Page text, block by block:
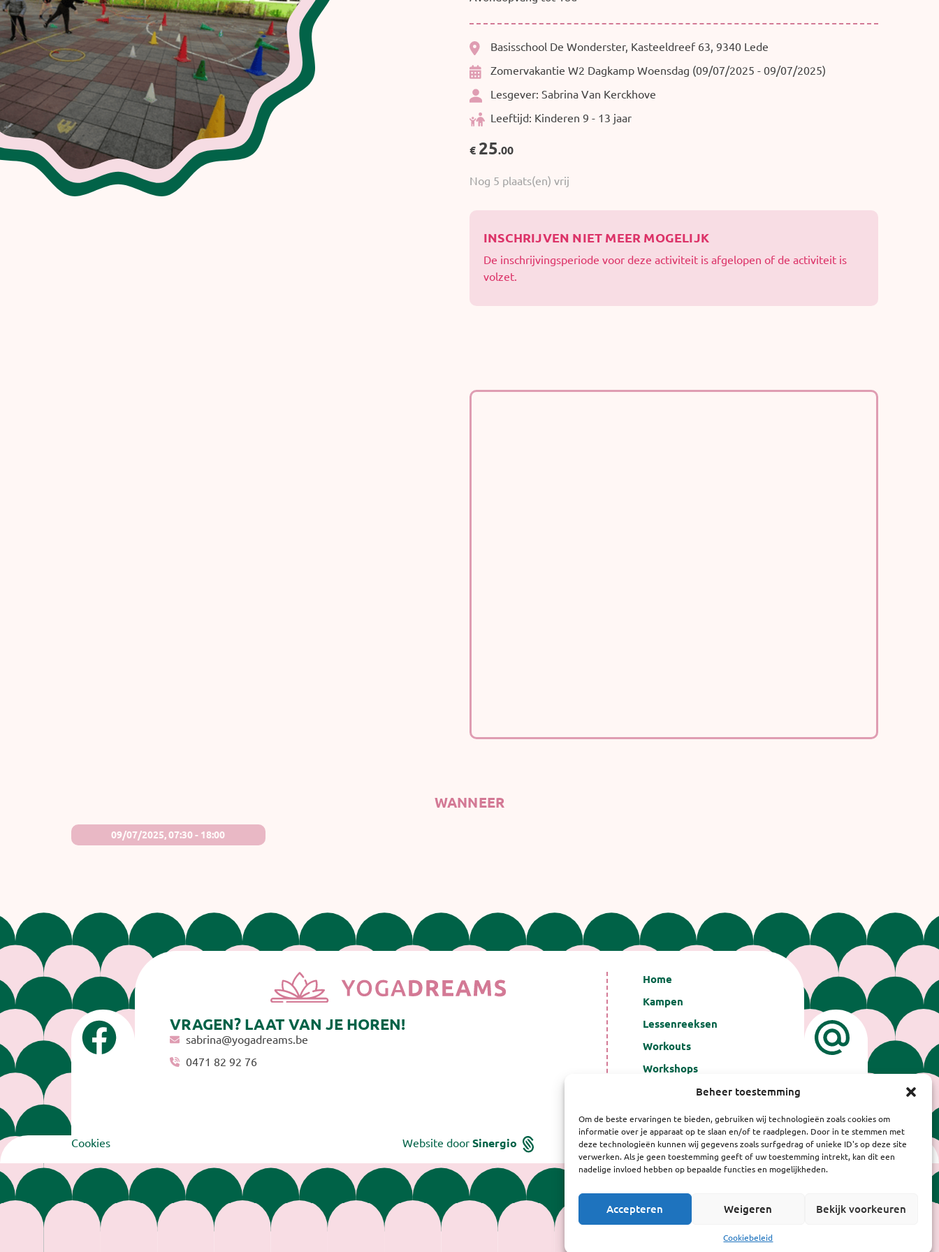
Beheer toestemming
Om de beste ervaringen te bieden, gebruiken wij technologieën zoals cookies om
informatie over je apparaat op te slaan en/of te raadplegen. Door in te stemmen met
deze technologieën kunnen wij gegevens zoals surfgedrag of unieke ID's op deze site
verwerken. Als je geen toestemming geeft of uw toestemming intrekt, kan dit een
nadelige invloed hebben op bepaalde functies en mogelijkheden.
Accepteren Weigeren Bekijk voorkeuren
Cookiebeleid
Basisschool De Wonderster, Kasteeldreef 63, 9340 Lede
Zomervakantie W2 Dagkamp Woensdag (09/07/2025 - 09/07/2025)
Lesgever: Sabrina Van Kerckhove
Leeftijd: Kinderen 9 - 13 jaar
€ 25.00
Nog 5 plaats(en) vrij
INSCHRIJVEN NIET MEER MOGELIJK
De inschrijvingsperiode voor deze activiteit is afgelopen of de activiteit is
volzet.
WANNEER
09/07/2025, 07:30 - 18:00
VRAGEN? LAAT VAN JE HOREN!
sabrina@yogadreams.be
0471 82 92 76
Home
Kampen
Lessenreeksen
Workouts
Workshops
Contact
Cookies Website door Sinergio Algemene voorwaarden